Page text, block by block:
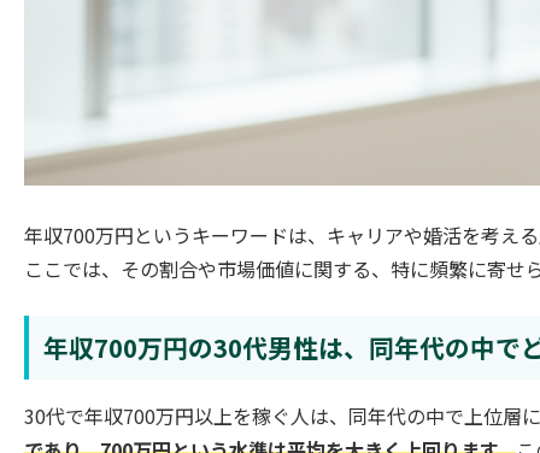
年収700万円というキーワードは、キャリアや婚活を考え
ここでは、その割合や市場価値に関する、特に頻繁に寄
年収700万円の30代男性は、同年代の中で
30代で年収700万円以上を稼ぐ人は、同年代の中で上位層